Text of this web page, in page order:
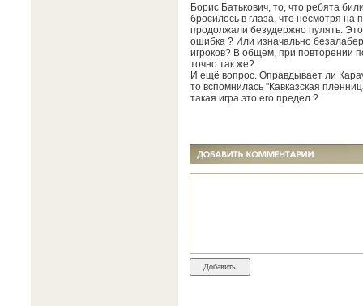
Борис Батькович, то, что ребята
бросилось в глаза, что несмотря на
продолжали безудержно пулять.
ошибка ? Или изначально
игроков? В общем, при повторении
точно так же?
И ещё вопрос. Оправдывает ли
то вспомнилась "Кавказская
такая игра это его предел ?